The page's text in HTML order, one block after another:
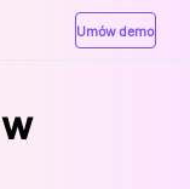
Umów demo
w